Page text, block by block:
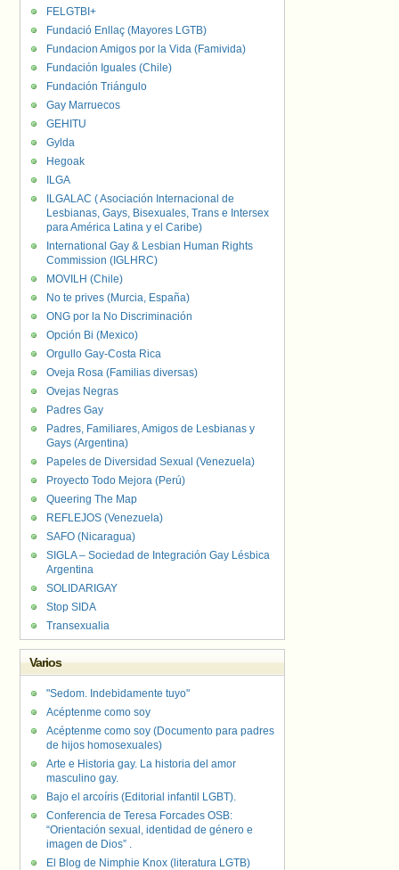
FELGTBI+
Fundació Enllaç (Mayores LGTB)
Fundacion Amigos por la Vida (Famivida)
Fundación Iguales (Chile)
Fundación Triángulo
Gay Marruecos
GEHITU
Gylda
Hegoak
ILGA
ILGALAC ( Asociación Internacional de
Lesbianas, Gays, Bisexuales, Trans e Intersex
para América Latina y el Caribe)
International Gay & Lesbian Human Rights
Commission (IGLHRC)
MOVILH (Chile)
No te prives (Murcia, España)
ONG por la No Discriminación
Opción Bi (Mexico)
Orgullo Gay-Costa Rica
Oveja Rosa (Familias diversas)
Ovejas Negras
Padres Gay
Padres, Familiares, Amigos de Lesbianas y
Gays (Argentina)
Papeles de Diversidad Sexual (Venezuela)
Proyecto Todo Mejora (Perú)
Queering The Map
REFLEJOS (Venezuela)
SAFO (Nicaragua)
SIGLA – Sociedad de Integración Gay Lésbica
Argentina
SOLIDARIGAY
Stop SIDA
Transexualia
Varios
"Sedom. Indebidamente tuyo"
Acéptenme como soy
Acéptenme como soy (Documento para padres
de hijos homosexuales)
Arte e Historia gay. La historia del amor
masculino gay.
Bajo el arcoíris (Editorial infantil LGBT).
Conferencia de Teresa Forcades OSB:
“Orientación sexual, identidad de género e
imagen de Dios” .
El Blog de Nimphie Knox (literatura LGTB)